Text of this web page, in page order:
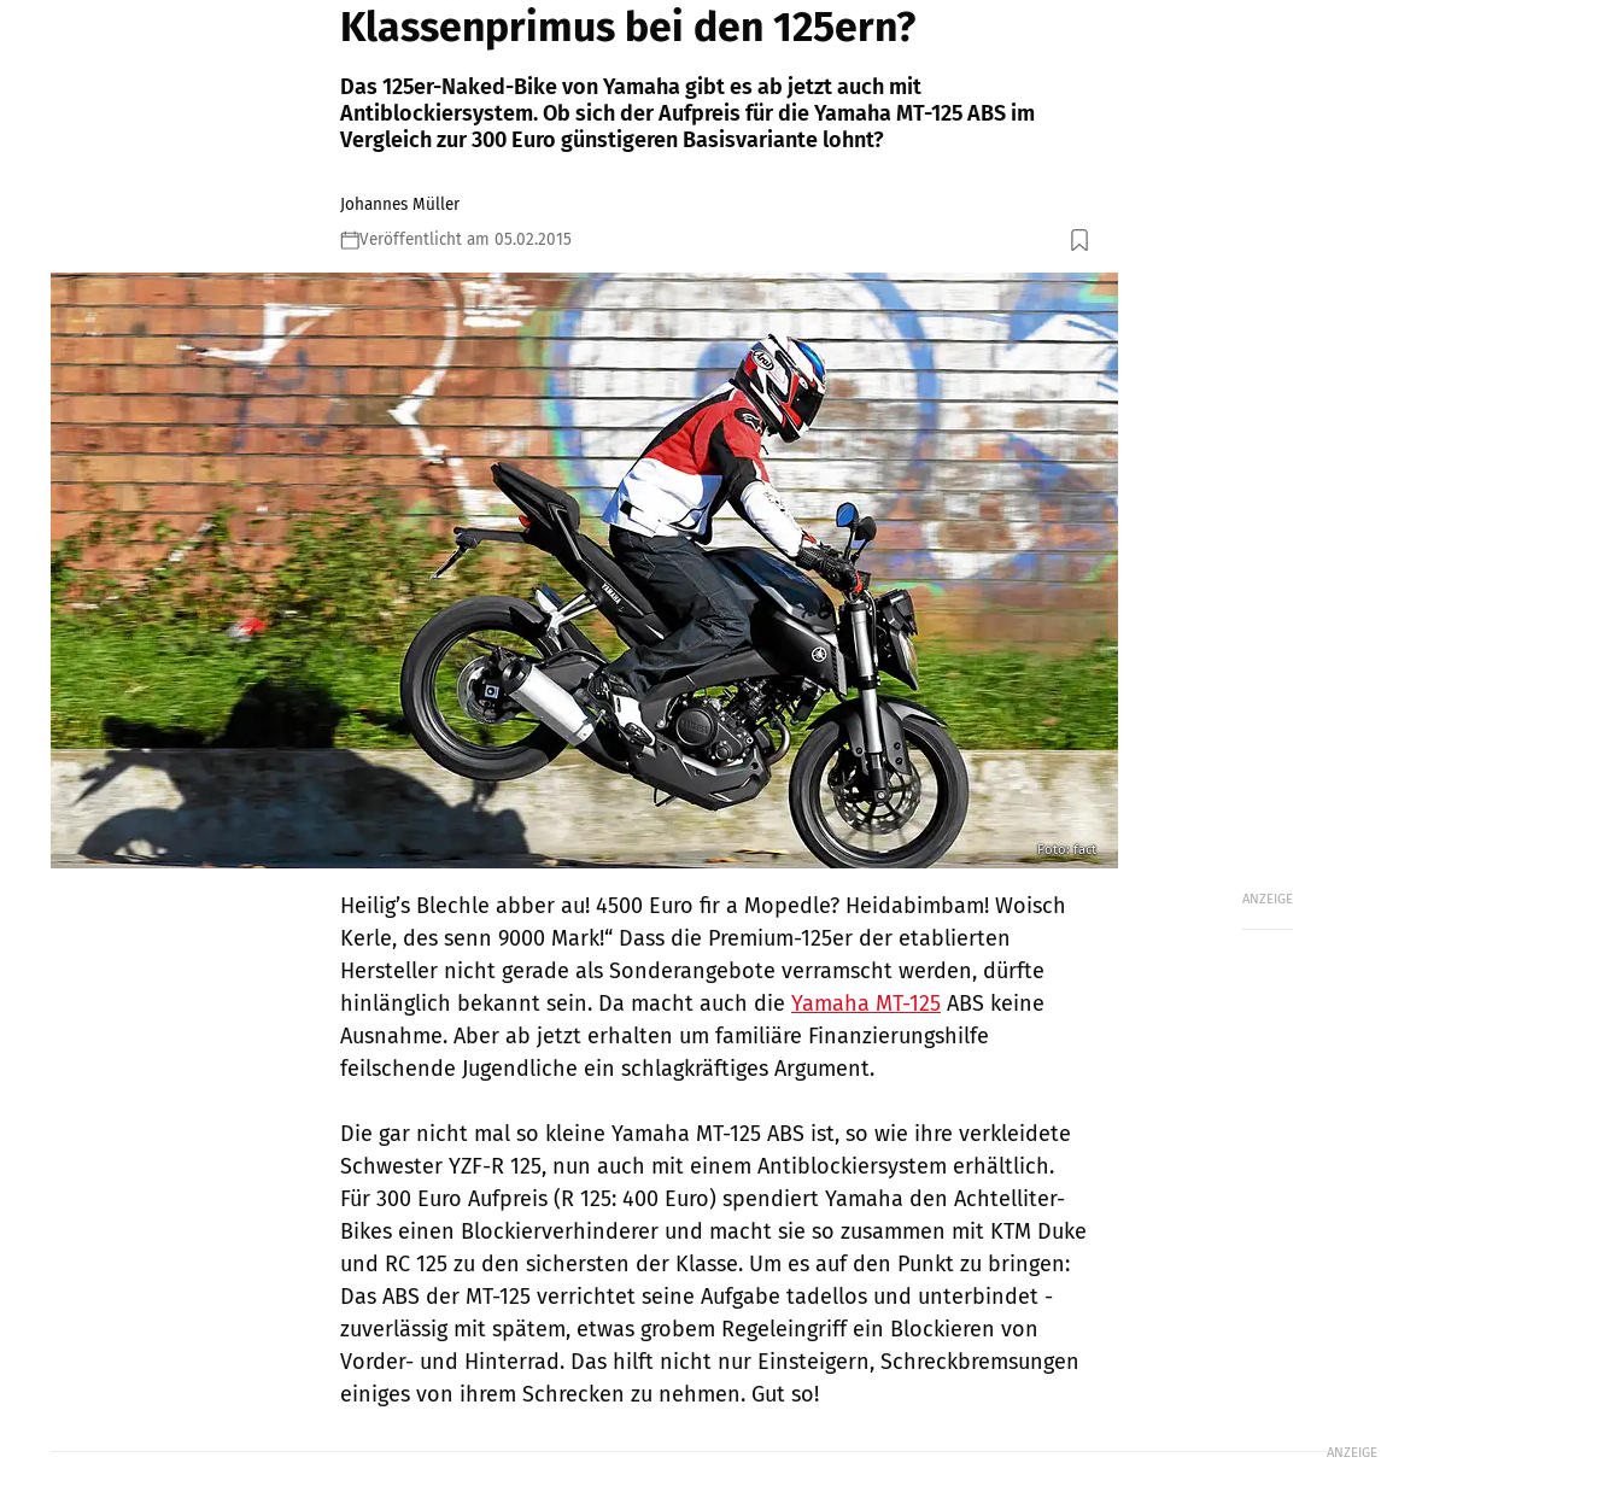
Klassenprimus bei den 125ern?
Das 125er-Naked-Bike von Yamaha gibt es ab jetzt auch mit
Antiblockiersystem. Ob sich der Aufpreis für die Yamaha MT-125 ABS im
Vergleich zur 300 Euro günstigeren Basisvariante lohnt?
Johannes Müller
Veröffentlicht am 05.02.2015
Foto: fact
ANZEIGE
Heilig’s Blechle abber au! 4500 Euro fir a Mopedle? Heidabimbam! Woisch
Kerle, des senn 9000 Mark!“ Dass die Premium-125er der etablierten
Hersteller nicht gerade als Sonderangebote verramscht werden, dürfte
hinlänglich bekannt sein. Da macht auch die Yamaha MT-125 ABS keine
Ausnahme. Aber ab jetzt erhalten um familiäre Finanzierungshilfe
feilschende ­Jugendliche ein schlagkräftiges Argument.
Die gar nicht mal so kleine Yamaha MT-125 ABS ist, so wie ihre verkleidete
Schwester YZF-R 125, nun auch mit einem Antiblockiersystem erhältlich.
Für 300 Euro Aufpreis (R 125: 400 Euro) spendiert Yamaha den Achtelliter-
Bikes einen Blockierverhinderer und macht sie so zusammen mit KTM Duke
und RC 125 zu den sichersten der Klasse. Um es auf den Punkt zu bringen:
Das ABS der MT-125 verrichtet ­seine Aufgabe tadellos und unterbindet ­
zuverlässig mit spätem, etwas grobem Regel­eingriff ein Blockieren von
Vorder- und Hinterrad. Das hilft nicht nur Ein­steigern, Schreckbremsungen
einiges von ihrem Schrecken zu nehmen. Gut so!
ANZEIGE